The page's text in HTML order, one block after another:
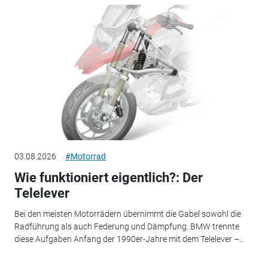
03.08.2026 #Motorrad
Wie funktioniert eigentlich?: Der
Telelever
Bei den meisten Motorrädern übernimmt die Gabel sowohl die
Radführung als auch Federung und Dämpfung. BMW trennte
diese Aufgaben Anfang der 1990er-Jahre mit dem Telelever –...